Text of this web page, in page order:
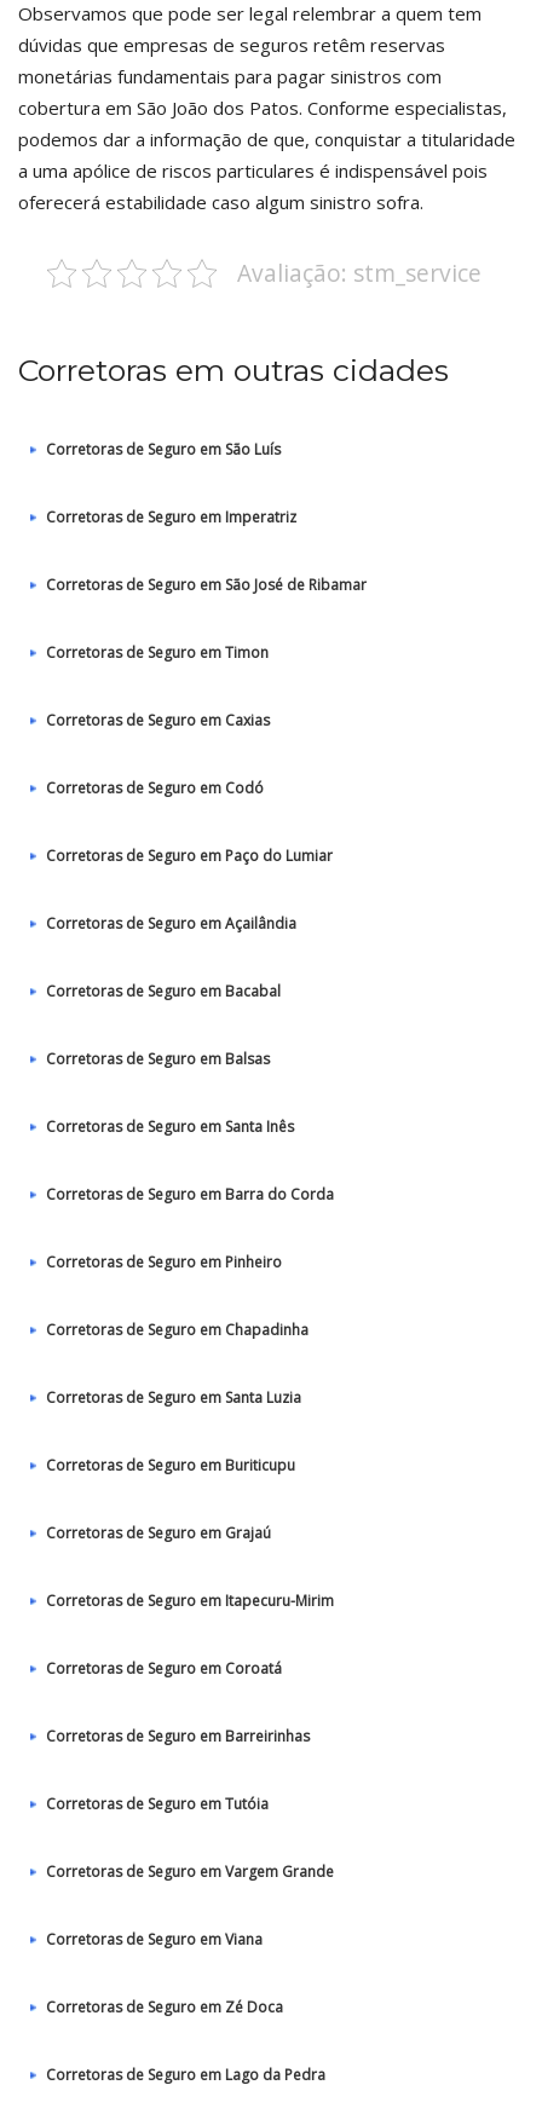
Observamos que pode ser legal relembrar a quem tem
dúvidas que empresas de seguros retêm reservas
monetárias fundamentais para pagar sinistros com
cobertura em São João dos Patos. Conforme especialistas,
podemos dar a informação de que, conquistar a titularidade
a uma apólice de riscos particulares é indispensável pois
oferecerá estabilidade caso algum sinistro sofra.
Avaliação: stm_service
Corretoras em outras cidades
Corretoras de Seguro em São Luís
Corretoras de Seguro em Imperatriz
Corretoras de Seguro em São José de Ribamar
Corretoras de Seguro em Timon
Corretoras de Seguro em Caxias
Corretoras de Seguro em Codó
Corretoras de Seguro em Paço do Lumiar
Corretoras de Seguro em Açailândia
Corretoras de Seguro em Bacabal
Corretoras de Seguro em Balsas
Corretoras de Seguro em Santa Inês
Corretoras de Seguro em Barra do Corda
Corretoras de Seguro em Pinheiro
Corretoras de Seguro em Chapadinha
Corretoras de Seguro em Santa Luzia
Corretoras de Seguro em Buriticupu
Corretoras de Seguro em Grajaú
Corretoras de Seguro em Itapecuru-Mirim
Corretoras de Seguro em Coroatá
Corretoras de Seguro em Barreirinhas
Corretoras de Seguro em Tutóia
Corretoras de Seguro em Vargem Grande
Corretoras de Seguro em Viana
Corretoras de Seguro em Zé Doca
Corretoras de Seguro em Lago da Pedra